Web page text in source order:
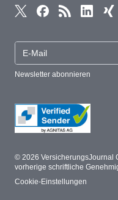
Newsletter abonnieren
© 2026 VersicherungsJournal
vorherige schriftliche
Cookie-Einstellungen